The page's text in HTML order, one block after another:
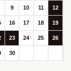
9 10 11 12
16 17 18 19
23 24 25 26
30